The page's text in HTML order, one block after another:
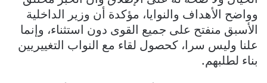
وواضح الأهداف والنوايا، مؤكدة أن وزير الداخلية
الأسبق منفتح على جميع القوى دون استثناء، وإنما
علنا وليس سرا، كحصول لقاء مع النواب التغييريين
بناء لطلبهم.